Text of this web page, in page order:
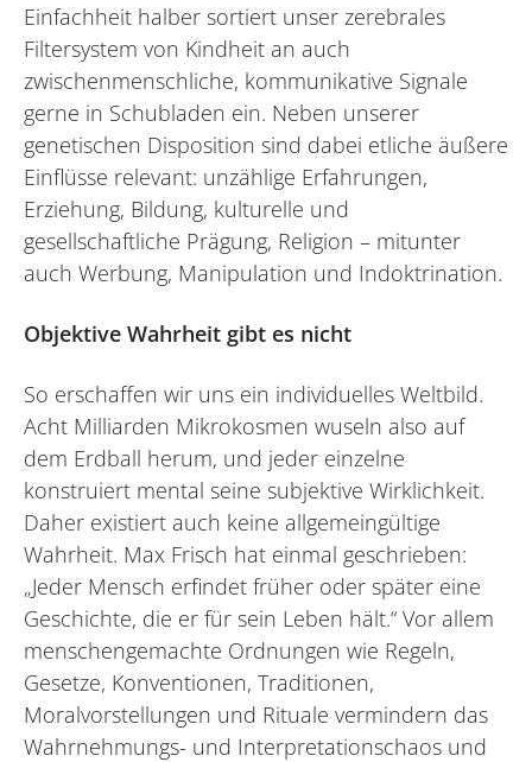
Einfachheit halber sortiert unser zerebrales
Filtersystem von Kindheit an auch
zwischenmenschliche, kommunikative Signale
gerne in Schubladen ein. Neben unserer
genetischen Disposition sind dabei etliche äußere
Einflüsse relevant: unzählige Erfahrungen,
Erziehung, Bildung, kulturelle und
gesellschaftliche Prägung, Religion – mitunter
auch Werbung, Manipulation und Indoktrination.
Objektive Wahrheit gibt es nicht
So erschaffen wir uns ein individuelles Weltbild.
Acht Milliarden Mikrokosmen wuseln also auf
dem Erdball herum, und jeder einzelne
konstruiert mental seine subjektive Wirklichkeit.
Daher existiert auch keine allgemeingültige
Wahrheit. Max Frisch hat einmal geschrieben:
„Jeder Mensch erfindet früher oder später eine
Geschichte, die er für sein Leben hält.“ Vor allem
menschengemachte Ordnungen wie Regeln,
Gesetze, Konventionen, Traditionen,
Moralvorstellungen und Rituale vermindern das
Wahrnehmungs- und Interpretationschaos und